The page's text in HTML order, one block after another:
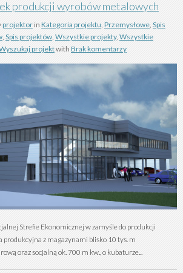
produkcji wyrobów metalowych
projektorin Kategoria projektu Przemysłowe Spis
Spis projektów Wszystkie projekty, Wszystkie
projektwith Brak komentarzy
Strefie Ekonomicznej w zamyśle do produkcji
z magazynami blisko 10 tys. m
oraz socjalną ok. 700 m kw., o kubaturze...